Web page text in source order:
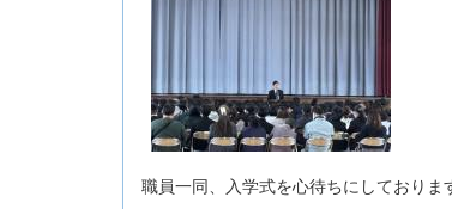
職員一同、入学式を心待ちにしておりま